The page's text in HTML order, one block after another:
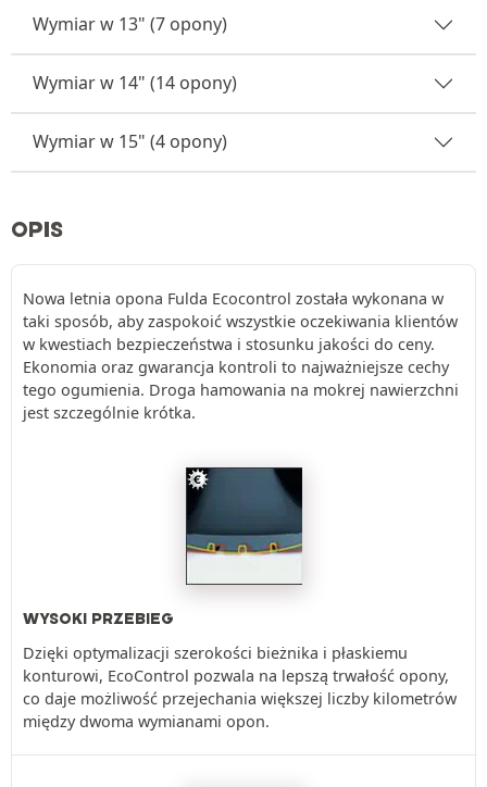
Wymiar w 13" (7 opony)
Wymiar w 14" (14 opony)
Wymiar w 15" (4 opony)
OPIS
Nowa letnia opona Fulda Ecocontrol została wykonana w
taki sposób, aby zaspokoić wszystkie oczekiwania klientów
w kwestiach bezpieczeństwa i stosunku jakości do ceny.
Ekonomia oraz gwarancja kontroli to najważniejsze cechy
tego ogumienia. Droga hamowania na mokrej nawierzchni
jest szczególnie krótka.
WYSOKI PRZEBIEG
Dzięki optymalizacji szerokości bieżnika i płaskiemu
konturowi, EcoControl pozwala na lepszą trwałość opony,
co daje możliwość przejechania większej liczby kilometrów
między dwoma wymianami opon.